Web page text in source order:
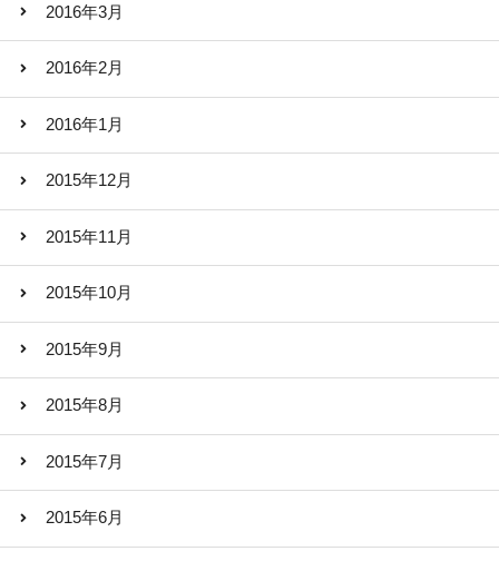
2016年3月
2016年2月
2016年1月
2015年12月
2015年11月
2015年10月
2015年9月
2015年8月
2015年7月
2015年6月